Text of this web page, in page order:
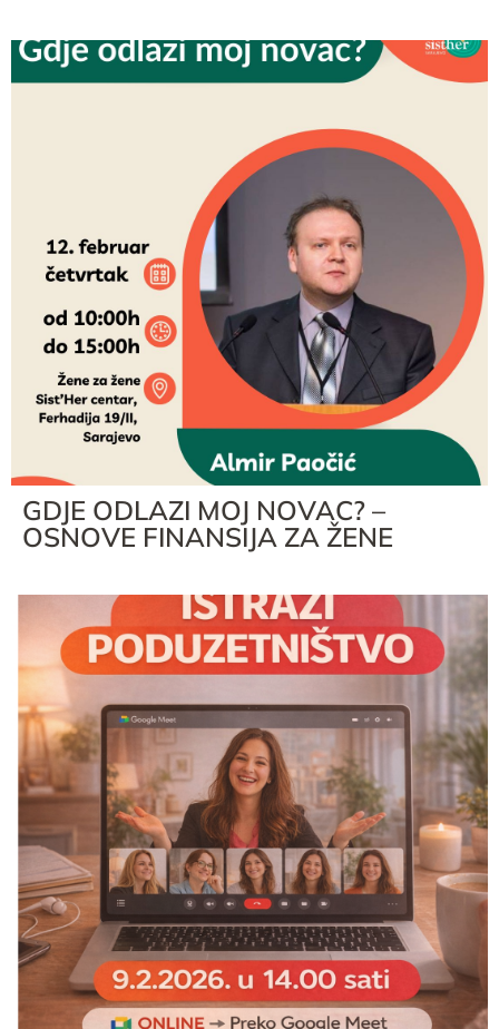
GDJE ODLAZI MOJ NOVAC? –
OSNOVE FINANSIJA ZA ŽENE